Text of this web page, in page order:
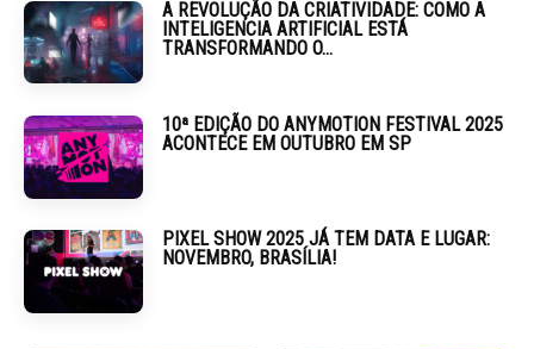
A REVOLUÇÃO DA CRIATIVIDADE: COMO A
INTELIGENCIA ARTIFICIAL ESTÁ
TRANSFORMANDO O...
10ª EDIÇÃO DO ANYMOTION FESTIVAL 2025
ACONTECE EM OUTUBRO EM SP
PIXEL SHOW 2025 JÁ TEM DATA E LUGAR:
NOVEMBRO, BRASÍLIA!